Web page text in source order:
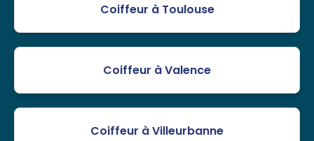
Coiffeur à Toulouse
Coiffeur à Valence
Coiffeur à Villeurbanne